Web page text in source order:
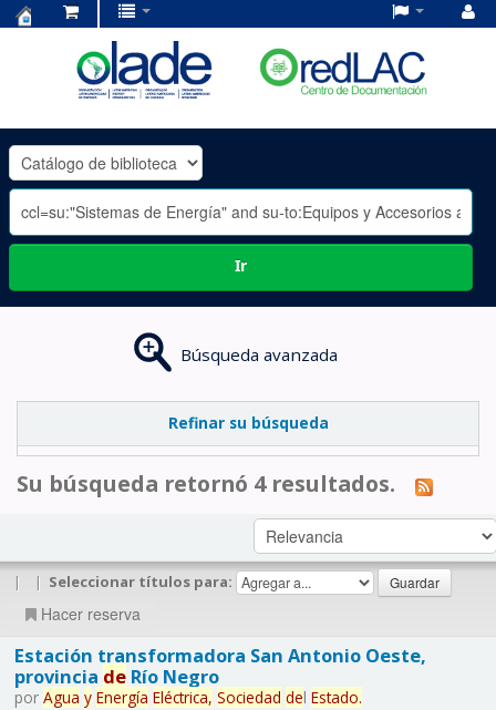
OLADE
-
Ir
Búsqueda avanzada
Refinar su búsqueda
Su búsqueda retornó 4 resultados.
| | Seleccionar títulos para:
Hacer reserva
Estación transformadora San Antonio Oeste,
provincia deRío Negro
por Agua y Energía Eléctrica, Sociedad del Estado.